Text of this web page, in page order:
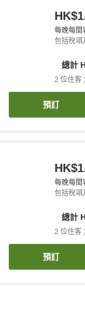
每晚每間
包括稅項
總計
2 位住客
預訂
每晚每間
包括稅項
總計
2 位住客
預訂